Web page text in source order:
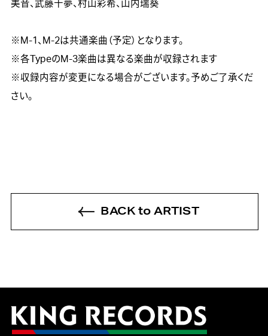
美音、武藤十夢、村山彩希、山内瑞葵
※M-1、M-2は共通楽曲（予定）となります。
※各TypeのM-3楽曲は異なる楽曲が収録されます
※収録内容が変更になる場合がございます。予めご了承くだ
さい。
BACK to ARTIST